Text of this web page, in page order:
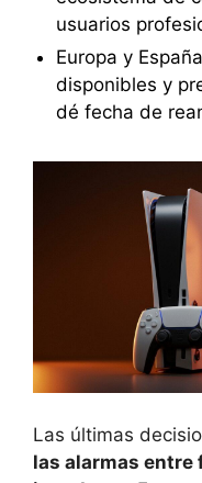
usuarios
Europa y
disponibles y
dé fecha de
Las últimas
las alarmas